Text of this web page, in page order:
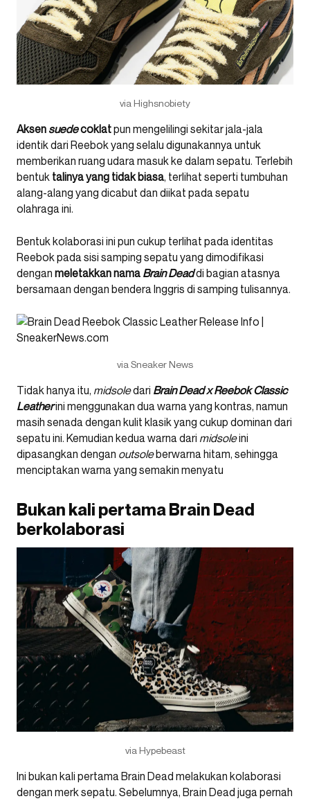
via Highsnobiety
Aksen suedecoklatpun mengelilingi sekitar jala-jala
identik dari Reebok yang selalu digunakannya untuk
memberikan ruang udara masuk ke dalam sepatu. Terlebih
bentuk talinya yang tidak biasa, terlihat seperti tumbuhan
alang-alang yang dicabut dan diikat pada sepatu
olahraga ini.
Bentuk kolaborasi ini pun cukup terlihat pada identitas
Reebok pada sisi samping sepatu yang dimodifikasi
dengan meletakkan nama Brain Deaddi bagian atasnya
bersamaan dengan bendera Inggris di samping tulisannya.
via Sneaker News
Tidak hanya itu, midsoledari Brain Dead x Reebok Classic
Leatherini menggunakan dua warna yang kontras, namun
masih senada dengan kulit klasik yang cukup dominan dari
sepatu ini. Kemudian kedua warna dari midsoleini
dipasangkan dengan outsoleberwarna hitam, sehingga
menciptakan warna yang semakin menyatu
Bukan kali pertama Brain Dead
berkolaborasi
via Hypebeast
Ini bukan kali pertama Brain Dead melakukan kolaborasi
dengan merk sepatu. Sebelumnya, Brain Dead juga pernah